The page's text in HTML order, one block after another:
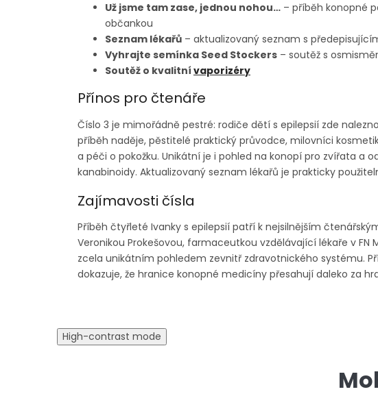
Už jsme tam zase, jednou nohou… – příběh konopné
občankou
Seznam lékařů – aktualizovaný seznam s
Vyhrajte semínka Seed Stockers – soutěž s
Soutěž o kvalitní vaporizéry
Přínos pro čtenáře
Číslo 3 je mimořádně pestré: rodiče dětí s epilepsií zde
příběh naděje, pěstitelé praktický průvodce, milovníci
a péči o pokožku. Unikátní je i pohled na konopí pro zvířata a
kanabinoidy. Aktualizovaný seznam lékařů je prakticky
Zajímavosti čísla
Příběh čtyřleté Ivanky s epilepsií patří k nejsilnějším
Veronikou Prokešovou, farmaceutkou vzdělávající lékaře v
zcela unikátním pohledem zevnitř zdravotnického systému.
dokazuje, že hranice konopné medicíny přesahují daleko za
High-contrast mode